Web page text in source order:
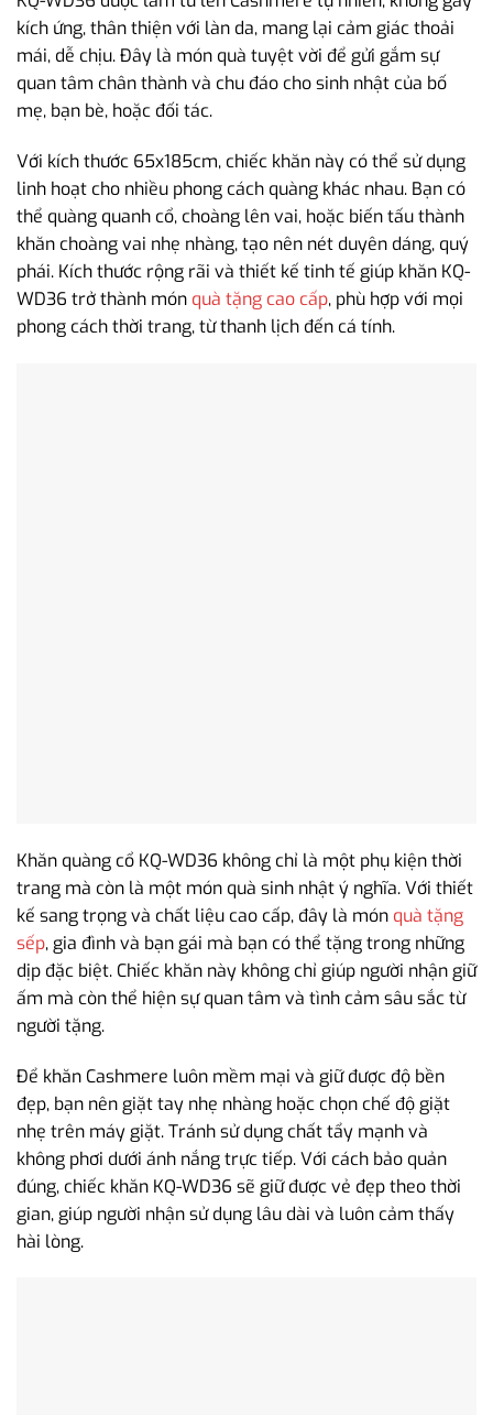
kích ứng, thân thiện với làn da, mang lại cảm giác thoải
mái, dễ chịu. Đây là món quà tuyệt vời để gửi gắm sự
quan tâm chân thành và chu đáo cho sinh nhật của bố
mẹ, bạn bè, hoặc đối tác.
Với kích thước 65x185cm, chiếc khăn này có thể sử dụng
linh hoạt cho nhiều phong cách quàng khác nhau. Bạn có
thể quàng quanh cổ, choàng lên vai, hoặc biến tấu thành
khăn choàng vai nhẹ nhàng, tạo nên nét duyên dáng, quý
phái. Kích thước rộng rãi và thiết kế tinh tế giúp khăn KQ-
WD36 trở thành món quà tặng cao cấp, phù hợp với mọi
phong cách thời trang, từ thanh lịch đến cá tính.
Khăn quàng cổ KQ-WD36 không chỉ là một phụ kiện thời
trang mà còn là một món quà sinh nhật ý nghĩa. Với thiết
kế sang trọng và chất liệu cao cấp, đây là món quà tặng
sếp, gia đình và bạn gái mà bạn có thể tặng trong những
dịp đặc biệt. Chiếc khăn này không chỉ giúp người nhận giữ
ấm mà còn thể hiện sự quan tâm và tình cảm sâu sắc từ
người tặng.
Để khăn Cashmere luôn mềm mại và giữ được độ bền
đẹp, bạn nên giặt tay nhẹ nhàng hoặc chọn chế độ giặt
nhẹ trên máy giặt. Tránh sử dụng chất tẩy mạnh và
không phơi dưới ánh nắng trực tiếp. Với cách bảo quản
đúng, chiếc khăn KQ-WD36 sẽ giữ được vẻ đẹp theo thời
gian, giúp người nhận sử dụng lâu dài và luôn cảm thấy
hài lòng.